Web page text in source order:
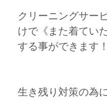
クリーニングサー
けで《また着てい
する事ができます
生き残り対策の為